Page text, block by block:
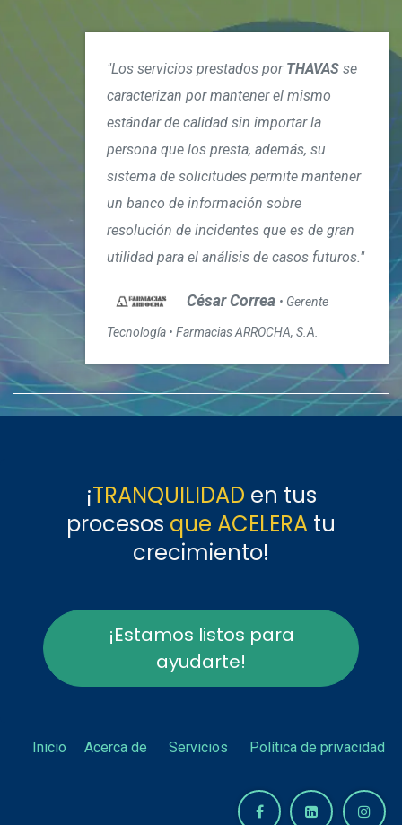
"Los servicios prestados por THAVAS se
caracterizan por mantener el mismo
estándar de calidad sin importar la
persona que los presta, además, su
sistema de solicitudes permite mantener
un banco de información sobre
resolución de incidentes que es de gran
utilidad para el análisis de casos futuros."
César Correa • Gerente
Tecnología • Farmacias ARROCHA, S.A.